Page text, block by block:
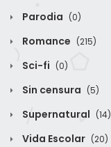
Parodia (0)
Romance (215)
Sci-fi (0)
Sin censura (5)
Supernatural (14)
Vida Escolar (20)